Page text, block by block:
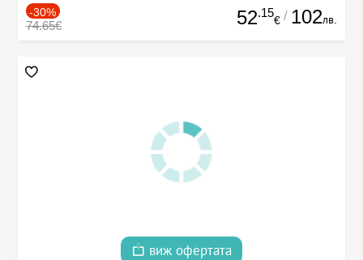
-30%
74.65€ 52.15
€ / 102лв.
виж офертата